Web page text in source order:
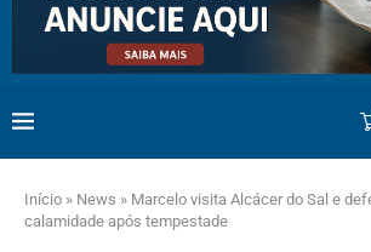
Início » News » Marcelo visita Alcácer do Sal e
calamidade após tempestade